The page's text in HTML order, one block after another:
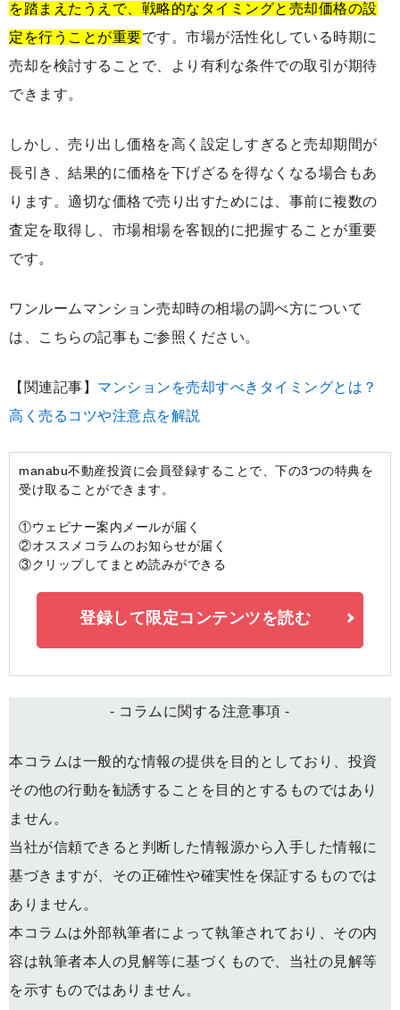
を踏まえたうえで、戦略的なタイミングと売却価格の設
定を行うことが重要です。市場が活性化している時期に
売却を検討することで、より有利な条件での取引が期待
できます。
しかし、売り出し価格を高く設定しすぎると売却期間が
長引き、結果的に価格を下げざるを得なくなる場合もあ
ります。適切な価格で売り出すためには、事前に複数の
査定を取得し、市場相場を客観的に把握することが重要
です。
ワンルームマンション売却時の相場の調べ方について
は、こちらの記事もご参照ください。
【関連記事】 マンションを売却すべきタイミングとは？
高く売るコツや注意点を解説
manabu不動産投資に会員登録することで、下の3つの特典を
受け取ることができます。
①ウェビナー案内メールが届く
②オススメコラムのお知らせが届く
③クリップしてまとめ読みができる
登録して限定コンテンツを読む
- コラムに関する注意事項 -
本コラムは一般的な情報の提供を目的としており、投資
その他の行動を勧誘することを目的とするものではあり
ません。
当社が信頼できると判断した情報源から入手した情報に
基づきますが、その正確性や確実性を保証するものでは
ありません。
本コラムは外部執筆者によって執筆されており、その内
容は執筆者本人の見解等に基づくもので、当社の見解等
を示すものではありません。